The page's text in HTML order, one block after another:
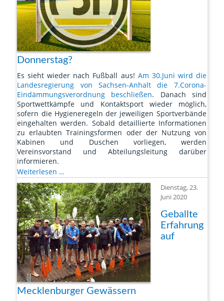
Donnerstag?
Es sieht wieder nach Fußball aus! Am 30.Juni wird die
Landesregierung von Sachsen-Anhalt die 7.Corona-
Eindämmungsverordnung beschließen. Danach sind
Sportwettkämpfe und Kontaktsport wieder möglich,
sofern die Hygieneregeln der jeweiligen Sportverbände
eingehalten werden. Sobald detaillierte Informationen
zu erlaubten Trainingsformen oder der Nutzung von
Kabinen und Duschen vorliegen, werden
Vereinsvorstand und Abteilungsleitung darüber
informieren.
Weiterlesen …
Kicken
ab
Donnerstag?
Dienstag, 23.
Juni 2020
Geballte
Erfahrung
auf
Mecklenburger Gewässern